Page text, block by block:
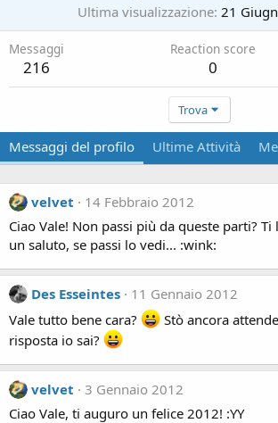
Ultima visualizzazione 21
Messaggi
216
Reaction score
0
Trova
Messaggi del profilo Ultime Attività
velvet
14 Febbraio 2012
Ciao Vale! Non passi più da queste parti?
un saluto, se passi lo vedi... :wink:
Des Esseintes
11 Gennaio 2012
Vale tutto bene cara?
Stò ancora
risposta io sai?
velvet
3 Gennaio 2012
Ciao Vale, ti auguro un felice 2012! :YY